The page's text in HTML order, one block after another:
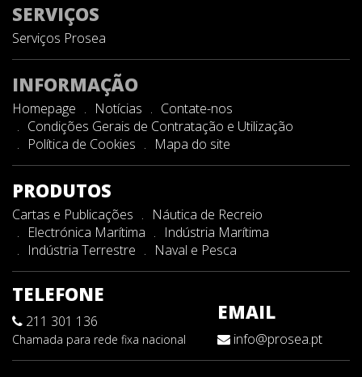
SERVIÇOS
Serviços Prosea
INFORMAÇÃO
Homepage Notícias
Contate-nos
Condições Gerais de Contratação e Utilização
Política de Cookies
Mapa do site
PRODUTOS
Cartas e Publicações
Náutica de Recreio
Electrónica Marítima
Indústria Marítima
Indústria Terrestre
Naval e Pesca
TELEFONE
211 301 136
Chamada para rede fixa nacional
EMAIL
info@prosea.pt